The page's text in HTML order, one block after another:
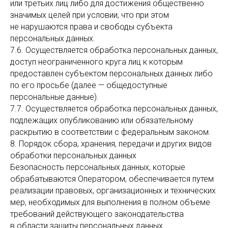
или третьих лиц либо для достижения общественно
значимых целей при условии, что при этом
не нарушаются права и свободы субъекта
персональных данных.
7.6. Осуществляется обработка персональных данных,
доступ неограниченного круга лиц к которым
предоставлен субъектом персональных данных либо
по его просьбе (далее — общедоступные
персональные данные).
7.7. Осуществляется обработка персональных данных,
подлежащих опубликованию или обязательному
раскрытию в соответствии с федеральным законом.
8. Порядок сбора, хранения, передачи и других видов
обработки персональных данных
Безопасность персональных данных, которые
обрабатываются Оператором, обеспечивается путем
реализации правовых, организационных и технических
мер, необходимых для выполнения в полном объеме
требований действующего законодательства
в области защиты персональных данных.